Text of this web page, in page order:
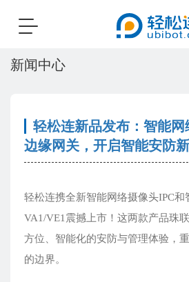
Toggle
新闻中心
轻松连新品发布：智能
边缘网关，开启智能安防
轻松连携全新智能网络摄像头IPC和
VA1/VE1震撼上市！这两款产品珠
方位、智能化的安防与管理体验，
的边界。